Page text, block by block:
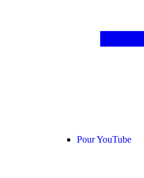
Pour YouTube